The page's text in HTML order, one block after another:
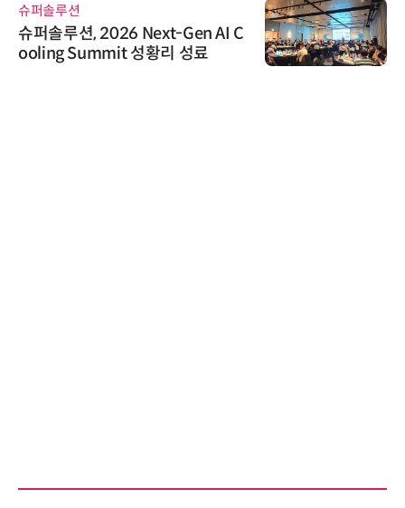
슈퍼솔루션
슈퍼솔루션, 2026 Next-Gen AI C
ooling Summit 성황리 성료